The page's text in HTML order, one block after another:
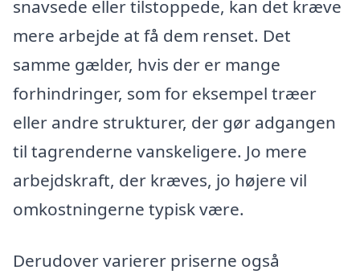
snavsede eller tilstoppede, kan det kræve
mere arbejde at få dem renset. Det
samme gælder, hvis der er mange
forhindringer, som for eksempel træer
eller andre strukturer, der gør adgangen
til tagrenderne vanskeligere. Jo mere
arbejdskraft, der kræves, jo højere vil
omkostningerne typisk være.
Derudover varierer priserne også